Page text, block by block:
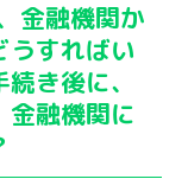
金融機関か
うすればい
き後に、
金融機関に